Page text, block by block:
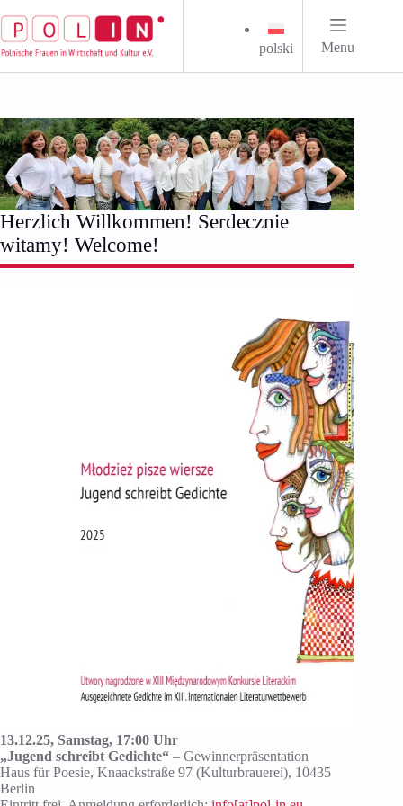
Inhalt
springen
polski Menu
Herzlich Willkommen! Serdecznie
witamy! Welcome!
13.12.25, Samstag, 17:00 Uhr
„Jugend schreibt Gedichte“ – Gewinnerpräsentation
Haus für Poesie, Knaackstraße 97 (Kulturbrauerei), 10435
Berlin